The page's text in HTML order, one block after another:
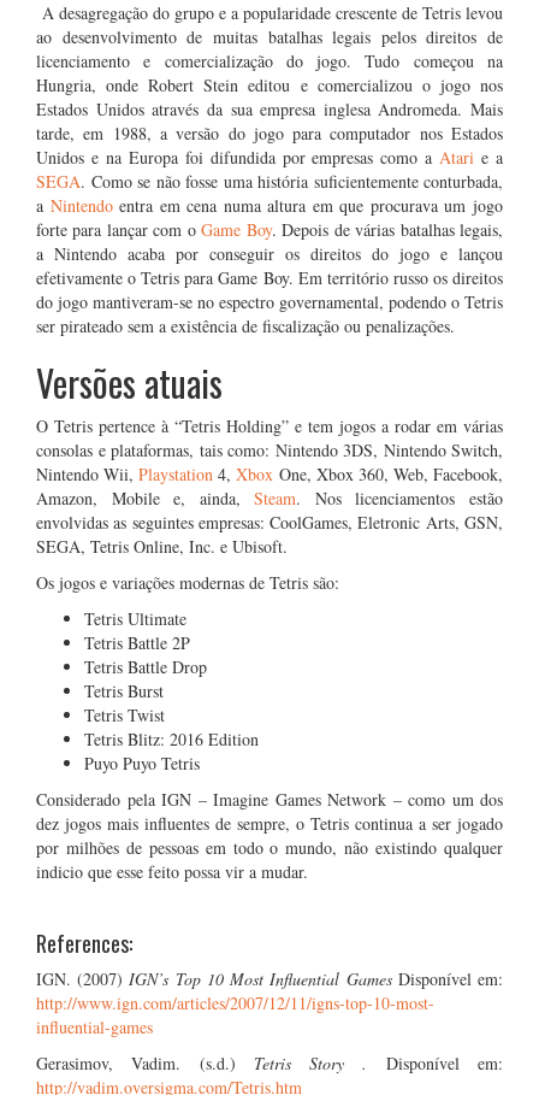
A desagregação do grupo e a popularidade crescente de Tetris levou
ao desenvolvimento de muitas batalhas legais pelos direitos de
licenciamento e comercialização do jogo. Tudo começou na
Hungria, onde Robert Stein editou e comercializou o jogo nos
Estados Unidos através da sua empresa inglesa Andromeda. Mais
tarde, em 1988, a versão do jogo para computador nos Estados
Unidos e na Europa foi difundida por empresas como aAtari e a
SEGA. Como se não fosse uma história suficientemente conturbada,
a Nintendoentra em cena numa altura em que procurava um jogo
forte para lançar com oGame Boy. Depois de várias batalhas legais,
a Nintendo acaba por conseguir os direitos do jogo e lançou
efetivamente o Tetris para Game Boy. Em território russo os direitos
do jogo mantiveram-se no espectro governamental, podendo o Tetris
ser pirateado sem a existência de fiscalização ou penalizações.
Versões atuais
O Tetris pertence à “Tetris Holding” e tem jogos a rodar em várias
consolas e plataformas, tais como: Nintendo 3DS, Nintendo Switch,
Nintendo Wii,Playstation 4,Xbox One, Xbox 360, Web, Facebook,
Amazon, Mobile e, ainda,Steam. Nos licenciamentos estão
envolvidas as seguintes empresas: CoolGames, Eletronic Arts, GSN,
SEGA, Tetris Online, Inc. e Ubisoft.
Os jogos e variações modernas de Tetris são:
Tetris Ultimate
Tetris Battle 2P
Tetris Battle Drop
Tetris Burst
Tetris Twist
Tetris Blitz: 2016 Edition
Puyo Puyo Tetris
Considerado pela IGN – Imagine Games Network – como um dos
dez jogos mais influentes de sempre, o Tetris continua a ser jogado
por milhões de pessoas em todo o mundo, não existindo qualquer
indicio que esse feito possa vir a mudar.
References:
IGN. (2007)IGN’s Top 10 Most Influential Games Disponível em:
http://www.ign.com/articles/2007/12/11/igns-top-10-most-
influential-games
Gerasimov, Vadim. (s.d.) Tetris Story . Disponível em:
http://vadim.oversigma.com/Tetris.htm